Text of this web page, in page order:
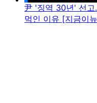
尹 '징역 30년' 선고
먹인 이유 [지금이